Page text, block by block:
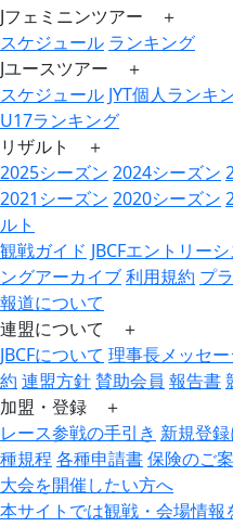
Jフェミニンツアー ＋
スケジュール ランキング
Jユースツアー ＋
スケジュール JYT個人ランキ
U17ランキング
リザルト ＋
2025シーズン 2024シーズン
2021シーズン 2020シーズン
ルト
観戦ガイド JBCFエントリー
ングアーカイブ利用規約 プ
報道について
連盟について ＋
JBCFについて 理事長メッセー
約 連盟方針賛助会員 報告書
加盟・登録 ＋
レース参戦の手引き 新規登
種規程各種申請書保険のご
大会を開催したい方へ
本サイトでは観戦・会場情